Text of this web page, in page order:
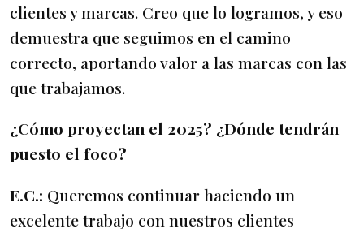
clientes y marcas. Creo que lo logramos, y eso
demuestra que seguimos en el camino
correcto, aportando valor a las marcas con las
que trabajamos.
¿Cómo proyectan el 2025? ¿Dónde tendrán
puesto el foco?
E.C.: Queremos continuar haciendo un
excelente trabajo con nuestros clientes